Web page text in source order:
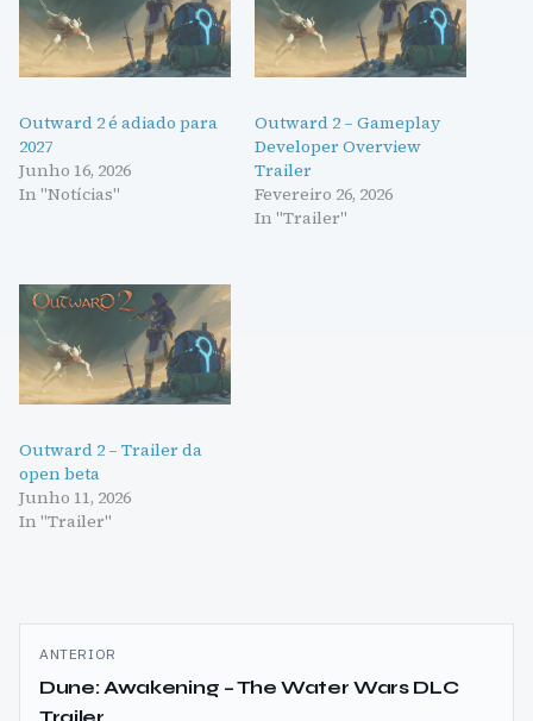
Outward 2 é adiado para
2027
Junho 16, 2026
In "Notícias"
Outward 2 – Gameplay
Developer Overview
Trailer
Fevereiro 26, 2026
In "Trailer"
Outward 2 – Trailer da
open beta
Junho 11, 2026
In "Trailer"
Navegação
de
ANTERIOR
Dune: Awakening – The Water Wars DLC